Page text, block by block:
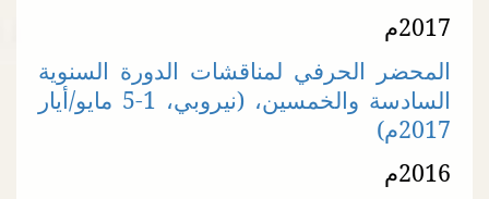
2017م
المحضر الحرفي لمناقشات الدورة السنوية
السادسة والخمسين، (نيروبي، 1-5 مايو/أيار
2017م)
2016م